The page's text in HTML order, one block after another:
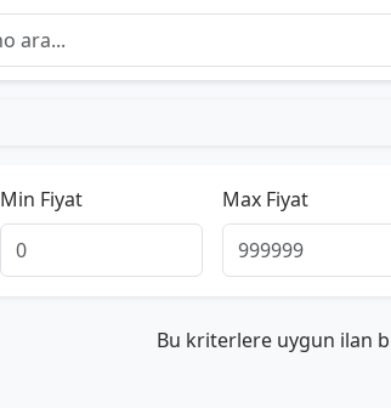
Min Fiyat Max Fiyat
Bu kriterlere uygun ilan